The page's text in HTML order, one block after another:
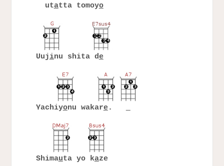
utatta tomoyo
Uujinu shita de
Yachiyonu wakare.
Shimauta yo kaze